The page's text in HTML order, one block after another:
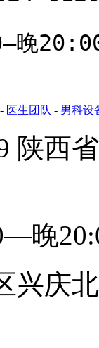
晚
- 医生团队 - 男科设
陕西
晚
兴庆